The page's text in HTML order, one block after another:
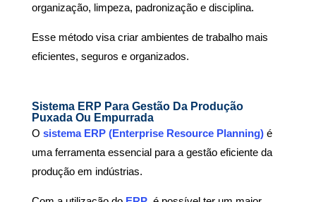
organização, limpeza, padronização e disciplina.
Esse método visa criar ambientes de trabalho mais
eficientes, seguros e organizados.
Sistema ERP Para Gestão Da Produção
Puxada Ou Empurrada
O sistema ERP (Enterprise Resource Planning)é
uma ferramenta essencial para a gestão eficiente da
produção em indústrias.